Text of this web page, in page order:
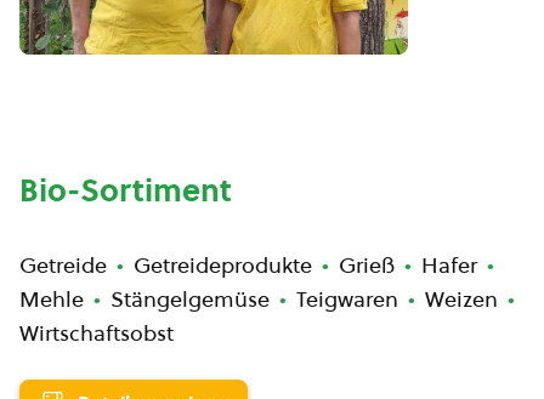
Bio-Sortiment
Getreide Getreideprodukte Grieß
Hafer
Mehle
Stängelgemüse Teigwaren
Weizen
Wirtschaftsobst